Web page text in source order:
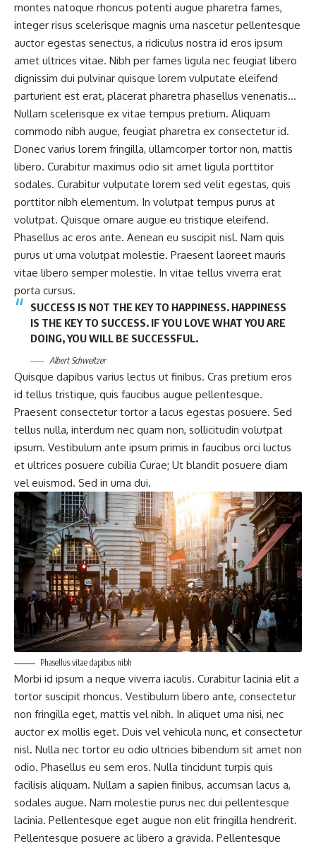
montes natoque rhoncus potenti augue pharetra fames,
integer risus scelerisque magnis urna nascetur pellentesque
auctor egestas senectus, a ridiculus nostra id eros ipsum
amet ultrices vitae. Nibh per fames ligula nec feugiat libero
dignissim dui pulvinar quisque lorem vulputate eleifend
parturient est erat, placerat pharetra phasellus venenatis…
Nullam scelerisque ex vitae tempus pretium. Aliquam
commodo nibh augue, feugiat pharetra ex consectetur id.
Donec varius lorem fringilla, ullamcorper tortor non, mattis
libero. Curabitur maximus odio sit amet ligula porttitor
sodales. Curabitur vulputate lorem sed velit egestas, quis
porttitor nibh elementum. In volutpat tempus purus at
volutpat. Quisque ornare augue eu tristique eleifend.
Phasellus ac eros ante. Aenean eu suscipit nisl. Nam quis
purus ut urna volutpat molestie. Praesent laoreet mauris
vitae libero semper molestie. In vitae tellus viverra erat
porta cursus.
SUCCESS IS NOT THE KEY TO HAPPINESS. HAPPINESS
IS THE KEY TO SUCCESS. IF YOU LOVE WHAT YOU ARE
DOING, YOU WILL BE SUCCESSFUL.
Albert Schweitzer
Quisque dapibus varius lectus ut finibus. Cras pretium eros
id tellus tristique, quis faucibus augue pellentesque.
Praesent consectetur tortor a lacus egestas posuere. Sed
tellus nulla, interdum nec quam non, sollicitudin volutpat
ipsum. Vestibulum ante ipsum primis in faucibus orci luctus
et ultrices posuere cubilia Curae; Ut blandit posuere diam
vel euismod. Sed in urna dui.
Phasellus vitae dapibus nibh
Morbi id ipsum a neque viverra iaculis. Curabitur lacinia elit a
tortor suscipit rhoncus. Vestibulum libero ante, consectetur
non fringilla eget, mattis vel nibh. In aliquet urna nisi, nec
auctor ex mollis eget. Duis vel vehicula nunc, et consectetur
nisl. Nulla nec tortor eu odio ultricies bibendum sit amet non
odio. Phasellus eu sem eros. Nulla tincidunt turpis quis
facilisis aliquam. Nullam a sapien finibus, accumsan lacus a,
sodales augue. Nam molestie purus nec dui pellentesque
lacinia. Pellentesque eget augue non elit fringilla hendrerit.
Pellentesque posuere ac libero a gravida. Pellentesque